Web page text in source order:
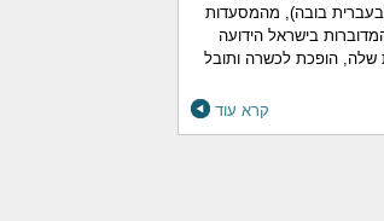
בובה), מהמסעדות
בישראל הידועה
שלה, הופכת לכשרה ותובל
קרא עוד